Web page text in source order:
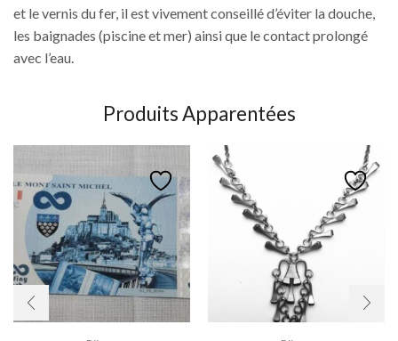
et le vernis du fer, il est vivement conseillé d’éviter la douche,
les baignades (piscine et mer) ainsi que le contact prolongé
avec l’eau.
Produits Apparentées